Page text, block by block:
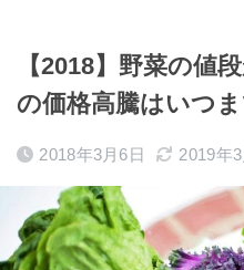
【2018】野菜の値
の価格高騰はいつ
2018年3月6日 2019年